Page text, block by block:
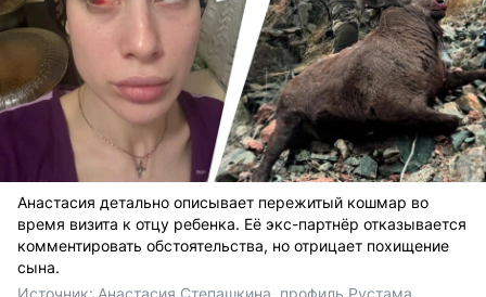
Анастасия детально описывает пережитый кошмар во
время визита к отцу ребенка. Её экс-партнёр отказывается
комментировать обстоятельства, но отрицает похищение
сына.
Источник: Анастасия Степашкина, профиль Рустама